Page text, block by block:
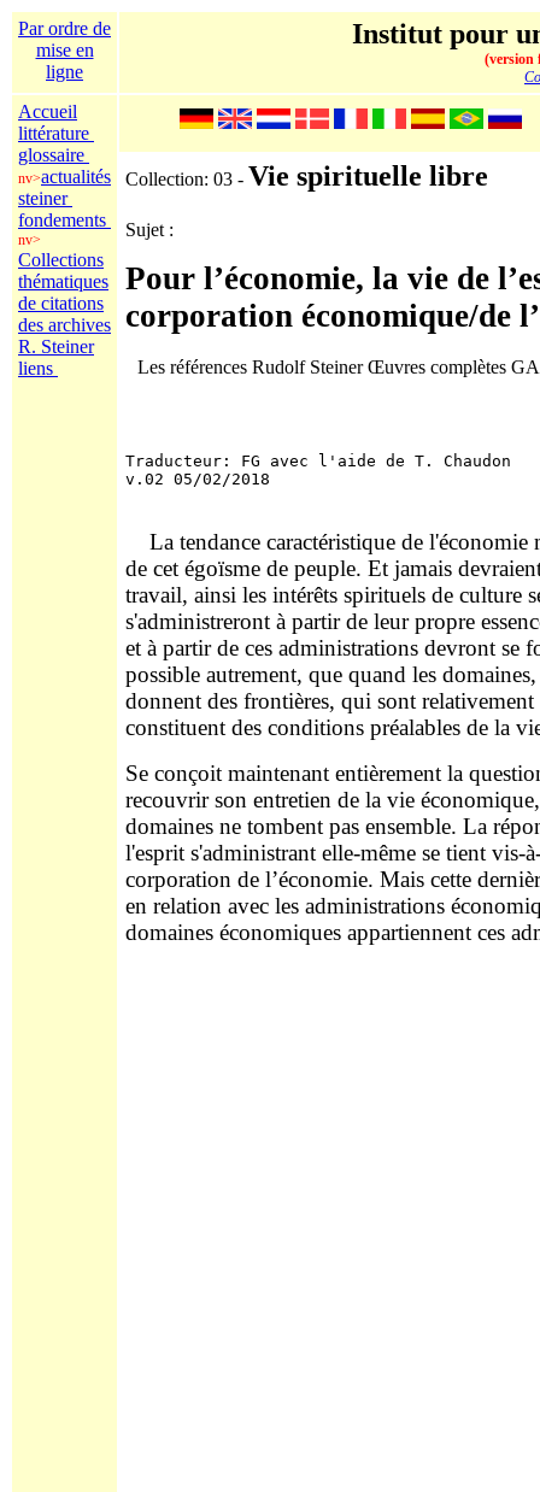
Par ordre de
mise en
ligne
Institut pour
(version
Accueil
littérature
glossaire
nv>actualités
steiner
fondements
nv>
Collections
thématiques
de citations
des archives
R. Steiner
liens
Collection: 03 - Vie spirituelle libre
Sujet :
Pour l’économie, la vie de
corporation économique/de
Les références Rudolf Steiner Œuvres complètes
Traducteur: FG avec l'aide de T. Chaudon
v.02 05/02/2018
La tendance caractéristique de
de cet égoïsme de peuple. Et jamais
travail, ainsi les intérêts spirituels de culture
s'administreront à partir de leur propre
et à partir de ces administrations devront se
possible autrement, que quand les
donnent des frontières, qui sont
constituent des conditions préalables de la
Se conçoit maintenant entièrement la
recouvrir son entretien de la vie
domaines ne tombent pas ensemble. La
l'esprit s'administrant elle-même se tient vis-
corporation de l’économie. Mais cette
en relation avec les administrations
domaines économiques appartiennent ces